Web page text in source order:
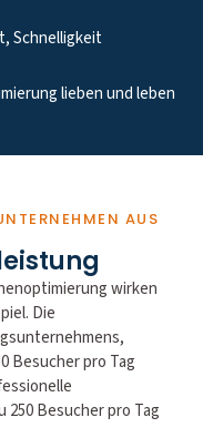
Schnelligkeit
lieben und leben
AUS
wirken
Die
Besucher pro Tag
250 Besucher pro Tag